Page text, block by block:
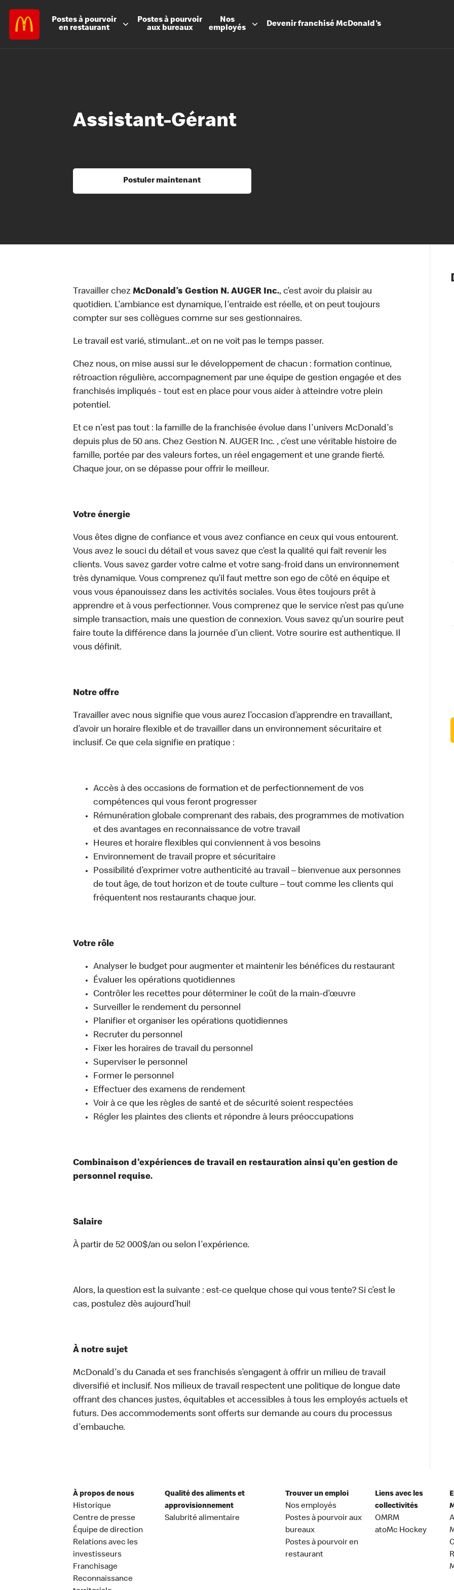
Postes à pourvoir
en restaurant
Postes à pourvoir
aux bureaux
Nos
employés
DevenirfranchiséMcDonald's
Les
Notre
Nos
Santé et
Assistant-Gérant
Postuler maintenant
Travailler chez McDonald’s Gestion N. AUGER Inc., c’est avoir du plaisir au
quotidien. L'ambiance est dynamique, l'entraide est réelle, et on peut toujours
compter sur ses collègues comme sur ses gestionnaires.
Le travail est varié, stimulant...et on ne voit pas le temps passer.
Chez nous, on mise aussi sur le développement de chacun : formation continue,
rétroaction régulière, accompagnement par une équipe de gestion engagée et des
franchisés impliqués - tout est en place pour vous aider à atteindre votre plein
potentiel.
Et ce n'est pas tout : la famille de la franchisée évolue dans l'univers McDonald's
depuis plus de 50 ans. Chez Gestion N. AUGER Inc. , c’est une véritable histoire de
famille, portée par des valeurs fortes, un réel engagement et une grande fierté.
Chaque jour, on se dépasse pour offrir le meilleur.
Votre énergie
Vous êtes digne de confiance et vous avez confiance en ceux qui vous entourent.
Vous avez le souci du détail et vous savez que c’est la qualité qui fait revenir les
clients. Vous savez garder votre calme et votre sang-froid dans un environnement
très dynamique. Vous comprenez qu’il faut mettre son ego de côté en équipe et
vous vous épanouissez dans les activités sociales. Vous êtes toujours prêt à
apprendre et à vous perfectionner. Vous comprenez que le service n’est pas qu’une
simple transaction, mais une question de connexion. Vous savez qu’un sourire peut
faire toute la différence dans la journée d’un client. Votre sourire est authentique. Il
vous définit.
Notre offre
Travailler avec nous signifie que vous aurez l’occasion d’apprendre en travaillant,
d’avoir un horaire flexible et de travailler dans un environnement sécuritaire et
inclusif. Ce que cela signifie en pratique :
Accès à des occasions de formation et de perfectionnement de vos
compétences qui vous feront progresser
Rémunération globale comprenant des rabais, des programmes de motivation
et des avantages en reconnaissance de votre travail
Heures et horaire flexibles qui conviennent à vos besoins
Environnement de travail propre et sécuritaire
Possibilité d’exprimer votre authenticité au travail – bienvenue aux personnes
de tout âge, de tout horizon et de toute culture – tout comme les clients qui
fréquentent nos restaurants chaque jour.
Votre rôle
Analyser le budget pour augmenter et maintenir les bénéfices du restaurant
Évaluer les opérations quotidiennes
Contrôler les recettes pour déterminer le coût de la main-d’œuvre
Surveiller le rendement du personnel
Planifier et organiser les opérations quotidiennes
Recruter du personnel
Fixer les horaires de travail du personnel
Superviser le personnel
Former le personnel
Effectuer des examens de rendement
Voir à ce que les règles de santé et de sécurité soient respectées
Régler les plaintes des clients et répondre à leurs préoccupations
Combinaison d'expériences de travail en restauration ainsi qu'en gestion de
personnel requise.
Salaire
À partir de 52 000$/an ou selon l'expérience.
Alors, la question est la suivante : est-ce quelque chose qui vous tente? Si c’est le
cas, postulez dès aujourd’hui!
À notre sujet
McDonald's du Canada et ses franchisés s’engagent à offrir un milieu de travail
diversifié et inclusif. Nos milieux de travail respectent une politique de longue date
offrant des chances justes, équitables et accessibles à tous les employés actuels et
futurs. Des accommodements sont offerts sur demande au cours du processus
d'embauche.
À propos de nous
Historique
Centre de presse
Équipe de direction
Relations avec les
investisseurs
Franchisage
Reconnaissance
Qualité des aliments et
approvisionnement
Salubrité alimentaire
Trouver un emploi
Nos employés
Postes à pourvoir aux
bureaux
Postes à pourvoir en
restaurant
Liens avec les
collectivités
OMRM
atoMc Hockey